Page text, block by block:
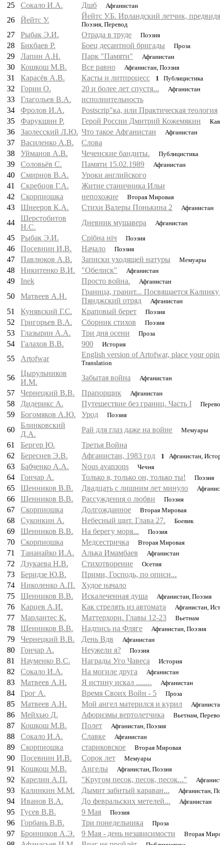
25 Сокало И.А. Дшб Афганистан
26 Йейтс У. Йейтс У.Б. Ирландский летчик,
Поэзия, Перевод
27 Рыбак Э.И. Отрада в труде Поэзия
28 Бикбаев Р. Боец десантной бригады Проза
29 Лапин А.Н. Парк "Памяти" Афганистан
30 Кошкош М.В. Все равно Афганистан, Поэзия
31 Карасёв А.В. Касты и литпроцесс 1 Публицистика
32 Горин О. 20 и более лет спустя... Афганистан
33 Глагольев В.А.
исполнительность
34
Фролов И.А.
Postscrip"ка, или Практическая теология
35
Фарукшин Р. Герой России Дмитрий Кожемякин
36 Заолесский Л.Ю. Что такое Афганистан Афганистан
37 Василенко А.В.
Слова
38
Уйманов А.В. Чеченские бандиты. Публицистика
39 Соловьёв С. Памяти 15.02.1989 Афганистан
40 Смирнов В.А.
Уроки английского
41
Скребцов Г.А.
Житие станичника Ильи
42
Скорпиошка непохожие Вторая Мировая
43 Шнееров К.А. Стихи Валеры Понькина 2 Афганистан
44
Шерстобитов
Н.С.
Дневник мушавера Афганистан
45 Рыбак Э.И. Срiбна нiч Поэзия
46 Посевнин И.В. Начало Поэзия
47 Павлюков А.В. Записки уходящей натуры Мемуары
48 Никитенко В.И. "Обелиск" Афганистан
49 Inek Просто война. Афганистан
50 Матвеев А.Н.
Граница, гранит... Посвящается
Пянджский отряд
Афганистан
51 Кунявский Г.С. Краповый берет Поэзия
52 Григорьев В.А. Сборник стихов Поэзия
53 Глазырин А.А. Три дня осени Проза
54 Галахов В.В. 900 История
55 Artofwar English version of Artofwar, place your
Translation
56
Цырульников
И.М.
Забытая война Афганистан
57 Чернецкий В.В. Прапорщик Афганистан
58 Дидерикс А. Путешествие без границ. Часть I
59 Богомяков А.Ю. Урод Поэзия
60
Блинковский
Д.А.
Рай для глаз даже на войне Мемуары
61 Бергер Ю.
Третья Война
62
Береснев Э.В. Афганистан, 1983 год 1 Афганистан,
63 Бабченко А.А. Nous avanзons Чечня
64 Гончар А. Только я, только он, только ты! Поэзия
65 Щенников В.В. Двадцать с лишним лет минуло
66 Щенников В.В. Рассуждения о любви Поэзия
67 Скорпиошка Долгожданное Вторая Мировая
68 Суконкин А. Небесный щит. Глава 27. Боевик
69 Щенников В.В. На берегу моря... Поэзия
70 Скорпиошка Медсестричка Вторая Мировая
71 Тананайко И.А. Алька Имамбаев Афганистан
72 Дзукаева Н.В. Стихотворение Осетия
73 Беридзе Ю.В.
Прими, Господь, по описи...
74
Николенко А.П.
Худое начало
75
Щенников В.В. Искалеченная душа Афганистан, Поэзия
76 Карцев А.И. Как стрелять из автомата Афганистан,
77 Марлантес К. Маттерхорн. Главы 12-23 Вьетнам
78 Щенников В.В. Надпись на Фляге Афганистан, Поэзия
79 Чернецкий В.В. День Вдв Афганистан
80 Гончар А. Неужели я? Поэзия
81 Науменко В.С. Награды Уго Чавеса История
82 Сокало И.А. На могиле друга Афганистан
83 Матвеев А.Н. Я истину искал ........ Афганистан
84 Грог А. Время Своих Войн - 5 Проза
85 Матвеев А.Н. Мой ангел матерился и курил
86 Мейхью Д. Афоризмы вертолетчика Вьетнам,
87 Кошкош М.В. Полет Афганистан, Поэзия
88 Сокало И.А. Славке Афганистан
89 Скорпиошка стариковское Вторая Мировая
90 Посевнин И.В. Сорок лет Мемуары
91 Кошкош М.В. Ангелы Афганистан, Поэзия
92 Карелин А.П. "Кругом песок, песок, песок..."
93 Калинкин М.М. Дымит забитый караван... Афганистан,
94 Иванов В.А. До февральских метелей... Афганистан
95 Гусев В.В. 9 Мая Поэзия
96 Горбань В.В. Три понедельника Проза
97 Бронников А.Э. 9 Мая - день независимости Вторая